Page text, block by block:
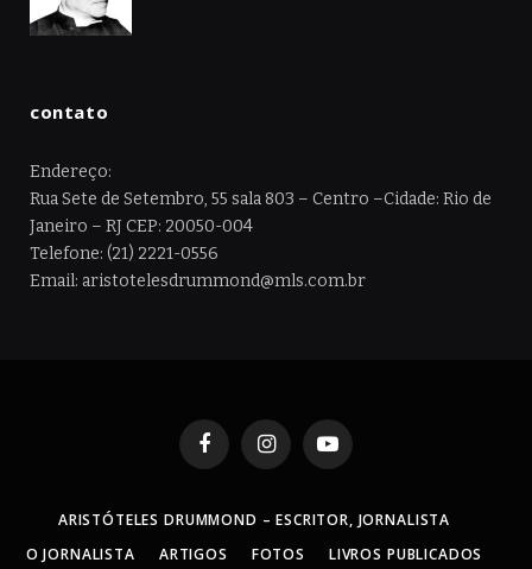
contato
Endereço:
Rua Sete de Setembro, 55 sala 803 – Centro –Cidade: Rio de
Janeiro – RJ CEP: 20050-004
Telefone: (21) 2221-0556
Email: aristotelesdrummond@mls.com.br
FacebookInstagramYouTube
ARISTÓTELES DRUMMOND – ESCRITOR, JORNALISTA
O JORNALISTA
ARTIGOS FOTOS LIVROS PUBLICADOS